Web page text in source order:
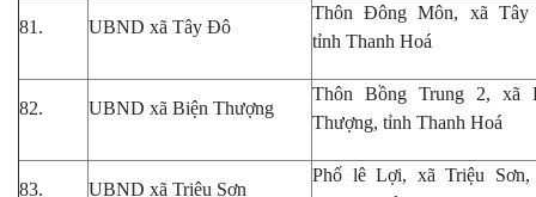
81. UBND xã Tây Đô
Thôn Đông Môn, xã
tỉnh Thanh Hoá
82. UBND xã Biện Thượng
Thôn Bồng Trung 2, xã
Thượng, tỉnh Thanh Hoá
83. UBND xã Triệu Sơn
Phố lê Lợi, xã Triệu Sơn,